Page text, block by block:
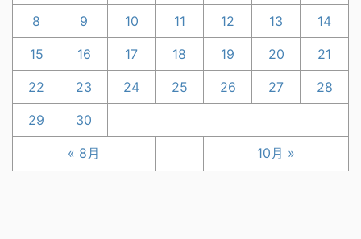
« 8月 10月 »
8 9 10 11 12 13 14
15 16 17 18 19 20 21
22 23 24 25 26 27 28
29 30